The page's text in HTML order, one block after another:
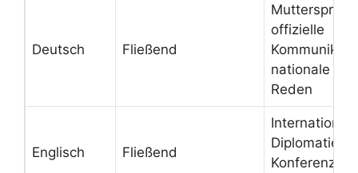
Deutsch Fließend
offizielle
nationale
Reden
Englisch Fließend
Internationale
Diplomatie,
Konferenzen,